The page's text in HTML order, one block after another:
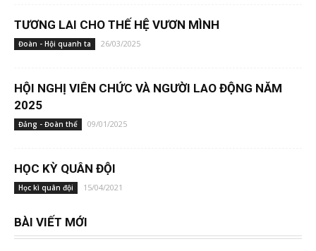
TƯƠNG LAI CHO THẾ HỆ VƯƠN MÌNH
Đoàn - Hội quanh ta 26/03/2025
HỘI NGHỊ VIÊN CHỨC VÀ NGƯỜI LAO ĐỘNG NĂM
2025
Đảng - Đoàn thể 09/01/2025
HỌC KỲ QUÂN ĐỘI
Học kì quân đội 15/04/2021
BÀI VIẾT MỚI